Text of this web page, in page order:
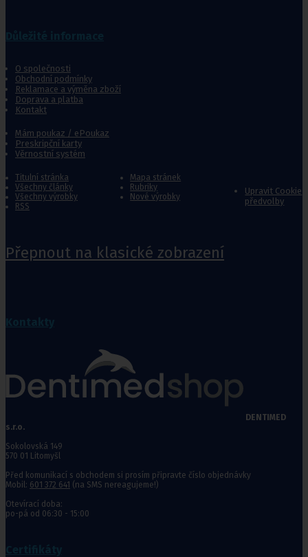
O společnosti
Obchodní podmínky
Reklamace a výměna zboží
Doprava a platba
Kontakt
Mám poukaz / ePoukaz
Preskripční karty
Věrnostní systém
Titulní stránka
Mapa stránek
Všechny články
Rubriky
Všechny výrobky
Nové výrobky
RSS
Upravit Cookie
předvolby
Přepnout na klasické zobrazení
DENTIMED
s.r.o.
Sokolovská 149
570 01 Litomyšl
Před komunikací s obchodem si prosím připravte číslo objednávky
Mobil: 601 372 641 (na SMS nereagujeme!)
Otevírací doba:
po-pá od 06:30 - 15:00